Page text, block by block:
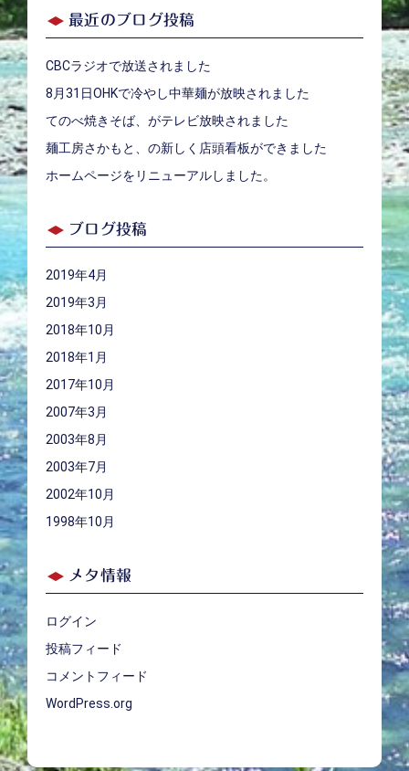
最近のブログ投稿
CBCラジオで放送されました
8月31日OHKで冷やし中華麺が放映されました
てのべ焼きそば、がテレビ放映されました
麺工房さかもと、の新しく店頭看板ができました
ホームページをリニューアルしました。
ブログ投稿
2019年4月
2019年3月
2018年10月
2018年1月
2017年10月
2007年3月
2003年8月
2003年7月
2002年10月
1998年10月
メタ情報
ログイン
投稿フィード
コメントフィード
WordPress.org